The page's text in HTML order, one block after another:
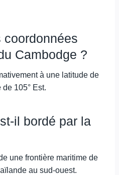
coordonnées
Cambodge ?
à une latitude de
105° Est.
il bordé par la
une frontière maritime de
au sud-ouest.